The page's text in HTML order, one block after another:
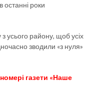
останні роки
усього району, щоб усіх
зводили «з нуля»
газети «Наше